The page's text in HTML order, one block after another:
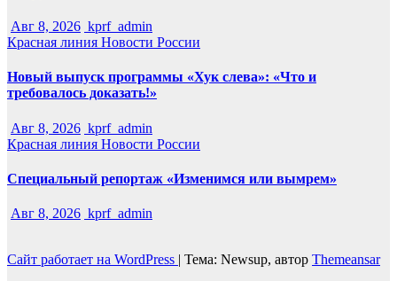
Авг 8, 2026 kprf_admin
Красная линия Новости России
Новый выпуск программы «Хук слева»: «Что и
требовалось доказать!»
Авг 8, 2026 kprf_admin
Красная линия Новости России
Специальный репортаж «Изменимся или вымрем»
Авг 8, 2026 kprf_admin
Сайт работает на WordPress | Тема: Newsup, автор Themeansar